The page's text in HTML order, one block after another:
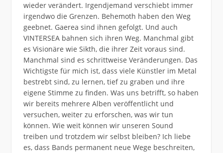
wieder verändert. Irgendjemand verschiebt immer
irgendwo die Grenzen. Behemoth haben den Weg
geebnet. Gaerea sind ihnen gefolgt. Und auch
VINTERSEA bahnen sich ihren Weg. Manchmal gibt
es Visionäre wie Sikth, die ihrer Zeit voraus sind.
Manchmal sind es schrittweise Veränderungen. Das
Wichtigste für mich ist, dass viele Künstler im Metal
bestrebt sind, zu lernen, tief zu graben und ihre
eigene Stimme zu finden. Was uns betrifft, so haben
wir bereits mehrere Alben veröffentlicht und
versuchen, weiter zu erforschen, was wir tun
können. Wie weit können wir unseren Sound
treiben und trotzdem wir selbst bleiben? Ich liebe
es, dass Bands permanent neue Wege beschreiten,